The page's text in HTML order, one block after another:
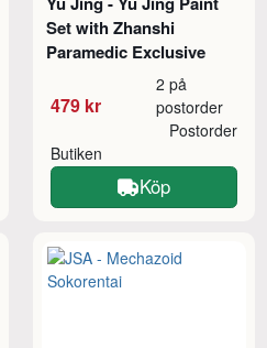
Set with Zhanshi
Paramedic Exclusive
479 kr
2 på
postorder
Butiken
Postorder
Köp